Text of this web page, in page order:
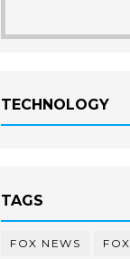
TECHNOLOGY
TAGS
FOX NEWS FOX